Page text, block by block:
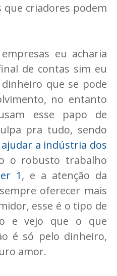
que criadores podem
eu acharia
de contas sim eu
que se pode
no entanto
esse papo de
pra tudo, sendo
a indústria dos
o robusto trabalho
1, e a atenção da
oferecer mais
esse é o tipo de
e vejo que o que
é só pelo dinheiro,
amor.